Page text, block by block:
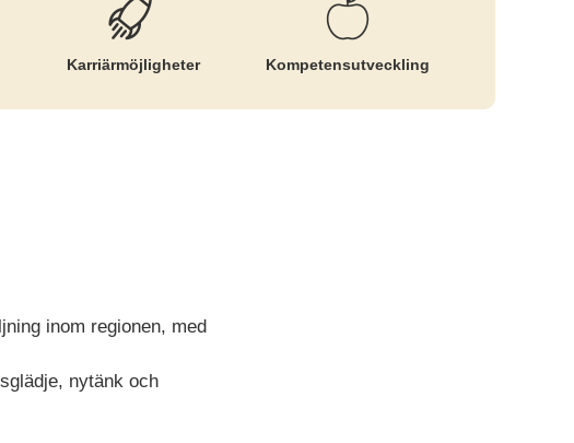
Karriär­möjligheter Kompetens­utveckling
inom regionen, med
nytänk och